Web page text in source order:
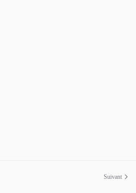
Suivant